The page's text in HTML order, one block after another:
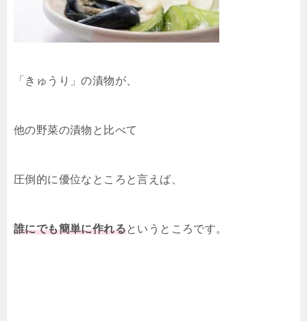
「きゅうり」の漬物が、
他の野菜の漬物と比べて
圧倒的に優位なところと言えば、
誰にでも簡単に作れるというところです。